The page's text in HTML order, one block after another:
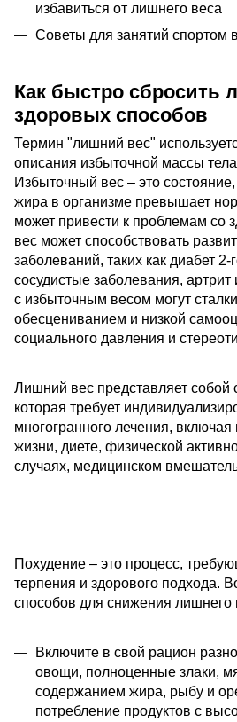
избавиться от лишнего веса
Советы для занятий спортом
Как быстро сбросить
здоровых способов
Термин "лишний вес"
описания избыточной массы
Избыточный вес – это состояние,
жира в организме превышает
может привести к проблемам со
вес может способствовать
заболеваний, таких как диабет 2-
сосудистые заболевания,
с избыточным весом могут
обесцениванием и низкой
социального давления и
Лишний вес представляет собой
которая требует
многогранного лечения,
жизни, диете, физической
случаях, медицинском
Похудение – это процесс,
терпения и здорового подхода.
способов для снижения лишнего
Включите в свой рацион
овощи, полноценные злаки,
содержанием жира, рыбу и
потребление продуктов с